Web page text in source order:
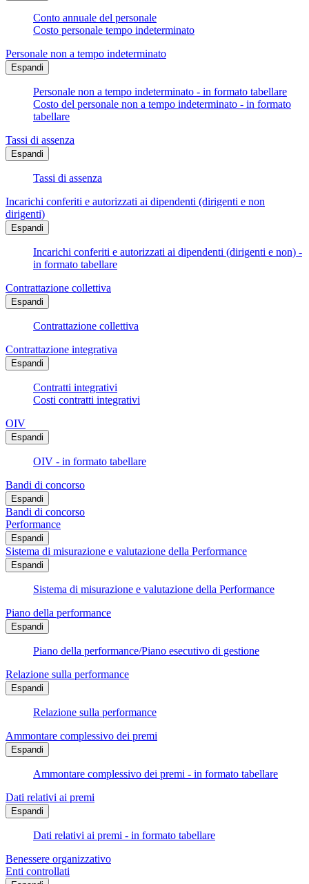
Conto annuale del personale
Costo personale tempo indeterminato
Personale non a tempo indeterminato
Espandi
Personale non a tempo indeterminato - in formato tabellare
Costo del personale non a tempo indeterminato - in formato
tabellare
Tassi di assenza
Espandi
Tassi di assenza
Incarichi conferiti e autorizzati ai dipendenti (dirigenti e non
dirigenti)
Espandi
Incarichi conferiti e autorizzati ai dipendenti (dirigenti e non) -
in formato tabellare
Contrattazione collettiva
Espandi
Contrattazione collettiva
Contrattazione integrativa
Espandi
Contratti integrativi
Costi contratti integrativi
OIV
Espandi
OIV - in formato tabellare
Bandi di concorso
Espandi
Bandi di concorso
Performance
Espandi
Sistema di misurazione e valutazione della Performance
Espandi
Sistema di misurazione e valutazione della Performance
Piano della performance
Espandi
Piano della performance/Piano esecutivo di gestione
Relazione sulla performance
Espandi
Relazione sulla performance
Ammontare complessivo dei premi
Espandi
Ammontare complessivo dei premi - in formato tabellare
Dati relativi ai premi
Espandi
Dati relativi ai premi - in formato tabellare
Benessere organizzativo
Enti controllati